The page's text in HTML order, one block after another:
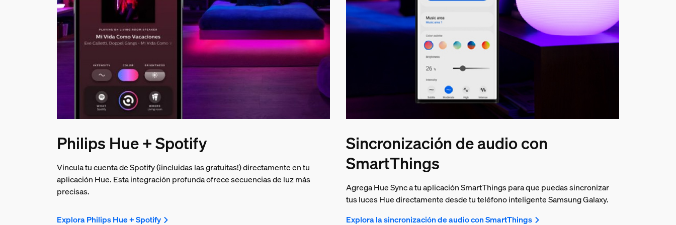
Philips Hue + Spotify
Vincula tu cuenta de Spotify (¡incluidas las gratuitas!) directamente en tu
aplicación Hue. Esta integración profunda ofrece secuencias de luz más
precisas.
Explora Philips Hue + Spotify
Sincronización de audio con
SmartThings
Agrega Hue Sync a tu aplicación SmartThings para que puedas sincronizar
tus luces Hue directamente desde tu teléfono inteligente Samsung Galaxy.
Explora la sincronización de audio con SmartThings